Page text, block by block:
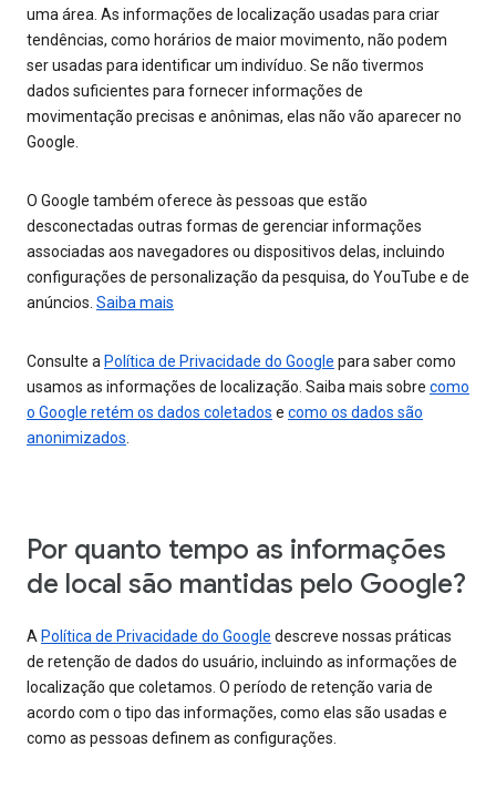
uma área. As informações de localização usadas para criar
tendências, como horários de maior movimento, não podem
ser usadas para identificar um indivíduo. Se não tivermos
dados suficientes para fornecer informações de
movimentação precisas e anônimas, elas não vão aparecer no
Google.
O Google também oferece às pessoas que estão
desconectadas outras formas de gerenciar informações
associadas aos navegadores ou dispositivos delas, incluindo
configurações de personalização da pesquisa, do YouTube e de
anúncios. Saiba mais
Consulte a Política de Privacidade do Google para saber como
usamos as informações de localização. Saiba mais sobre como
o Google retém os dados coletados e como os dados são
anonimizados.
Por quanto tempo as informações
de local são mantidas pelo Google?
A Política de Privacidade do Google descreve nossas práticas
de retenção de dados do usuário, incluindo as informações de
localização que coletamos. O período de retenção varia de
acordo com o tipo das informações, como elas são usadas e
como as pessoas definem as configurações.